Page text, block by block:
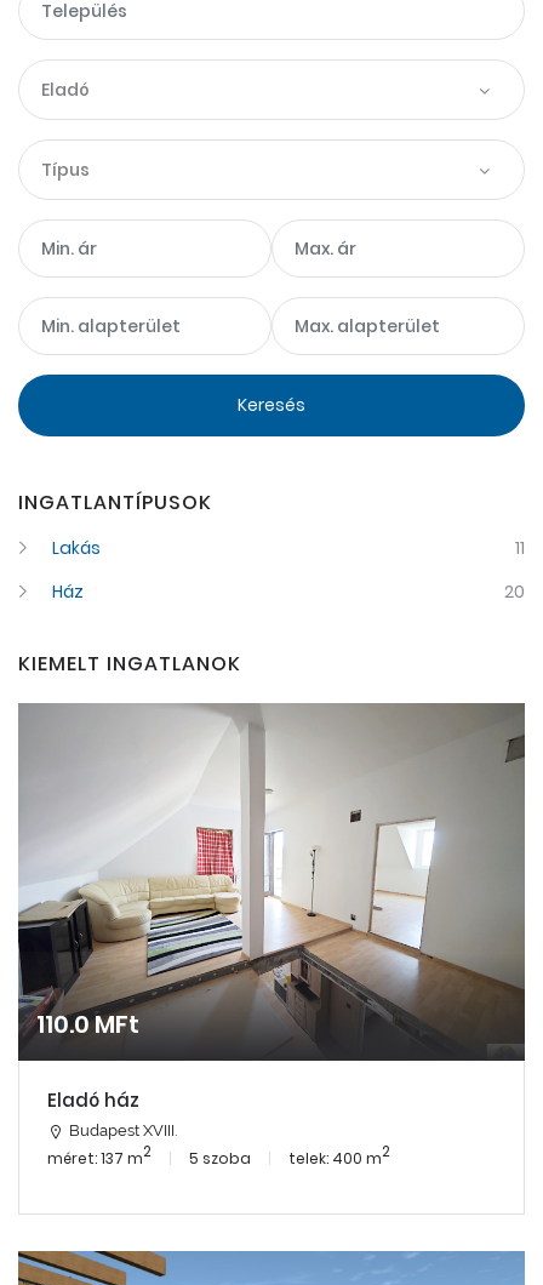
Eladó
Típus
Keresés
INGATLANTÍPUSOK
Lakás
11
Ház
20
KIEMELT INGATLANOK
110.0 MFt
Eladó ház
Budapest XVIII.
méret: 137 m2 5 szoba telek: 400 m2